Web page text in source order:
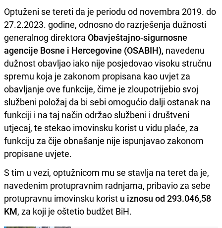
Optuženi se tereti da je periodu od novembra 2019. do
27.2.2023. godine, odnosno do razrješenja dužnosti
generalnog direktora Obavještajno-sigurnosne
agencije Bosne i Hercegovine (OSABIH), navedenu
dužnost obavljao iako nije posjedovao visoku stručnu
spremu koja je zakonom propisana kao uvjet za
obavljanje ove funkcije, čime je zloupotrijebio svoj
službeni položaj da bi sebi omogućio dalji ostanak na
funkciji i na taj način održao službeni i društveni
utjecaj, te stekao imovinsku korist u vidu plaće, za
funkciju za čije obnašanje nije ispunjavao zakonom
propisane uvjete.
S tim u vezi, optužnicom mu se stavlja na teret da je,
navedenim protupravnim radnjama, pribavio za sebe
protupravnu imovinsku korist u iznosu od 293.046,58
KM, za koji je oštetio budžet BiH.